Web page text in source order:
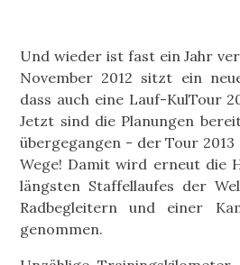
Und wieder ist fast ein Jahr
November 2012 sitzt ein
dass auch eine Lauf-KulTour
Jetzt sind die Planungen
übergegangen - der Tour
Wege! Damit wird erneut die
längsten Staffellaufes der
Radbegleitern und einer
genommen.